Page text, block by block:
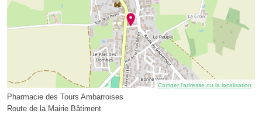
Corriger l’adresse ou la localisation
Pharmacie des Tours Ambarroises
Route de la Mairie Bâtiment